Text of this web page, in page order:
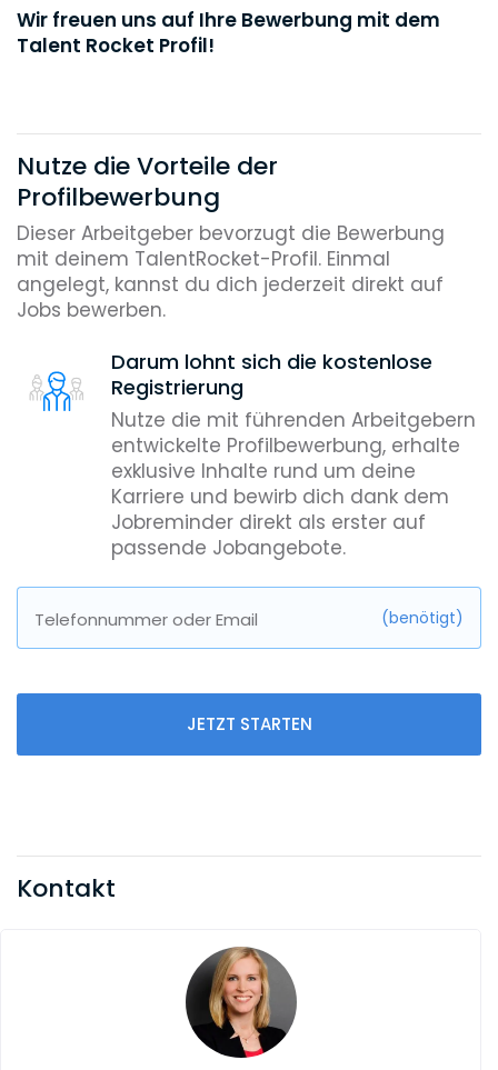
Wir freuen uns auf Ihre Bewerbung mit dem
Talent Rocket Profil!
Nutze die Vorteile der
Profilbewerbung
Dieser Arbeitgeber bevorzugt die Bewerbung
mit deinem TalentRocket-Profil. Einmal
angelegt, kannst du dich jederzeit direkt auf
Jobs bewerben.
Darum lohnt sich die kostenlose
Registrierung
Nutze die mit führenden Arbeitgebern
entwickelte Profilbewerbung, erhalte
exklusive Inhalte rund um deine
Karriere und bewirb dich dank dem
Jobreminder direkt als erster auf
passende Jobangebote.
Telefonnummer oder Email (benötigt)
JETZT STARTEN
Kontakt